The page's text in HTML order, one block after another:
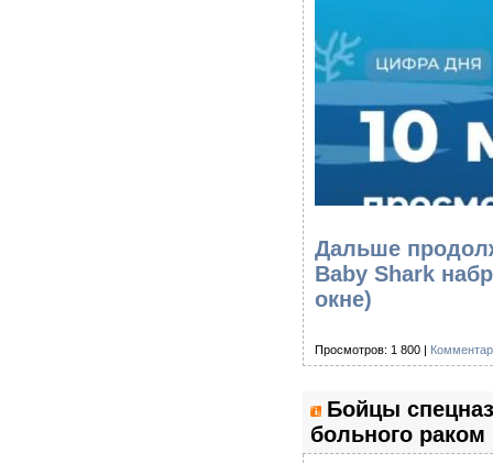
Дальше
Baby Shark
окне)
Просмотров: 1 800 |
Бойцы
больного раком